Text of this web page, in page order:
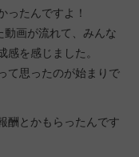
ったんですよ！
動画が流れて、みんな
を感じました。
て思ったのが始まりで
酬とかもらったんです